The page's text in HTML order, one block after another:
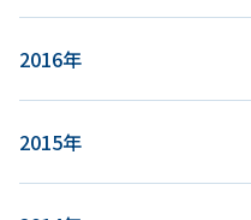
2016年
2015年